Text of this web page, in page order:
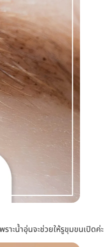
าะน้ำอุ่นจะช่วยให้รูขุมขนเปิดค่ะ